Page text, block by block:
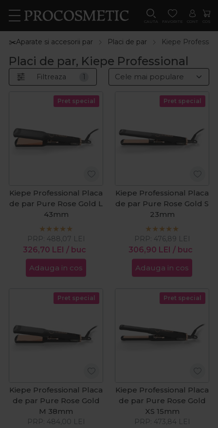
CAUTA FAVORITE CONT COS
✂️Aparate si accesorii par Placi de par Kiepe
Placi de par, Kiepe Professional
Filtreaza 1
Pret special
Kiepe Professional Placa
de par Pure Rose Gold L
43mm
326,70 LEI / buc
PRP: 488,07 LEI
Adauga in cos
Pret special
Kiepe Professional Placa
de par Pure Rose Gold S
23mm
306,90 LEI / buc
PRP: 476,89 LEI
Adauga in cos
Pret special
Kiepe Professional Placa
de par Pure Rose Gold
M 38mm
PRP: 484,00 LEI
Pret special
Kiepe Professional Placa
de par Pure Rose Gold
XS 15mm
PRP: 473,84 LEI